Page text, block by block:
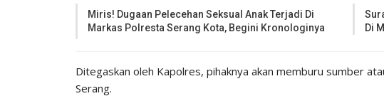
Miris! Dugaan Pelecehan Seksual Anak Terjadi Di
Markas Polresta Serang Kota, Begini Kronologinya
Di
Ditegaskan oleh Kapolres, pihaknya akan memburu sumber
Serang.